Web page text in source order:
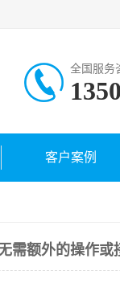
全国服务
客户案例
需额外的操作或